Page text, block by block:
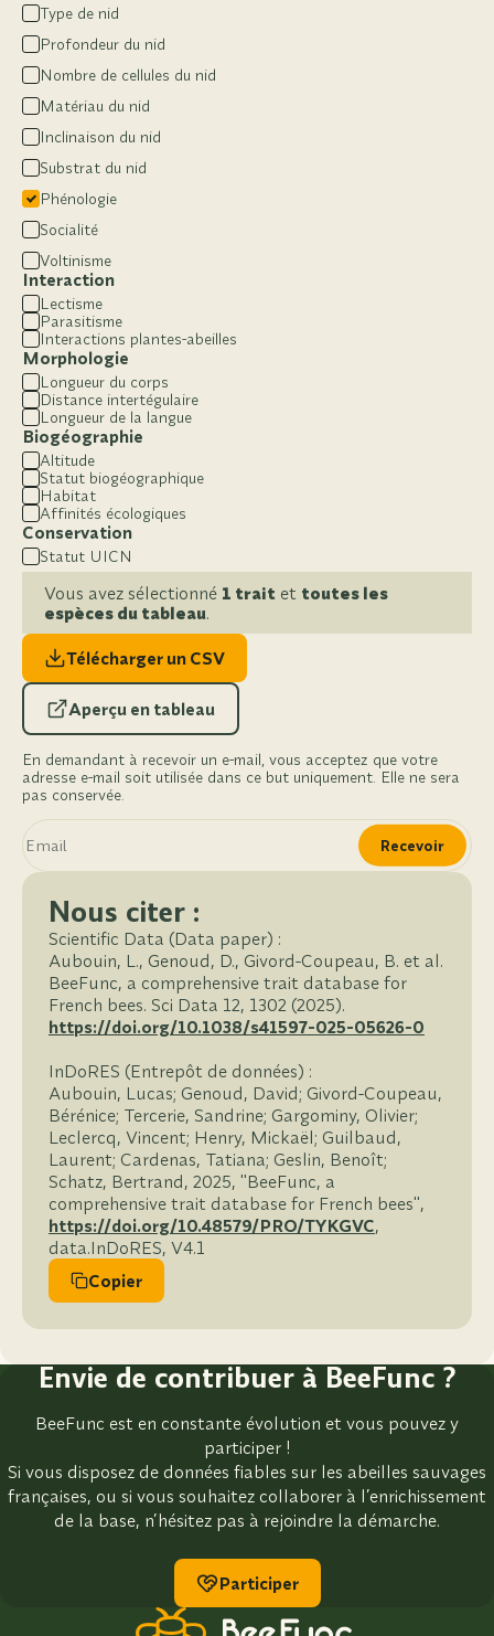
Type de nid
Profondeur du nid
Nombre de cellules du nid
Matériau du nid
Inclinaison du nid
Substrat du nid
Phénologie
Socialité
Voltinisme
Interaction
Lectisme
Parasitisme
Interactions plantes-abeilles
Morphologie
Longueur du corps
Distance intertégulaire
Longueur de la langue
Biogéographie
Altitude
Statut biogéographique
Habitat
Affinités écologiques
Conservation
Statut UICN
Vous avez sélectionné 1 trait et toutes les
espèces du tableau.
Télécharger un CSV
Aperçu en tableau
En demandant à recevoir un e-mail, vous acceptez que votre
adresse e-mail soit utilisée dans ce but uniquement. Elle ne sera
pas conservée.
Recevoir
Nous citer :
Scientific Data (Data paper) :
Aubouin, L., Genoud, D., Givord-Coupeau, B. et al.
BeeFunc, a comprehensive trait database for
French bees. Sci Data 12, 1302 (2025).
https://doi.org/10.1038/s41597-025-05626-0
InDoRES (Entrepôt de données) :
Aubouin, Lucas; Genoud, David; Givord-Coupeau,
Bérénice; Tercerie, Sandrine; Gargominy, Olivier;
Leclercq, Vincent; Henry, Mickaël; Guilbaud,
Laurent; Cardenas, Tatiana; Geslin, Benoît;
Schatz, Bertrand, 2025, "BeeFunc, a
comprehensive trait database for French bees",
https://doi.org/10.48579/PRO/TYKGVC,
data.InDoRES, V4.1
Copier
Envie de contribuer à BeeFunc ?
BeeFunc est en constante évolution et vous pouvez y
participer !
Si vous disposez de données fiables sur les abeilles sauvages
françaises, ou si vous souhaitez collaborer à l’enrichissement
de la base, n’hésitez pas à rejoindre la démarche.
Participer